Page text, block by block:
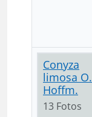
Conyza
limosa O.
Hoffm.
13 Fotos